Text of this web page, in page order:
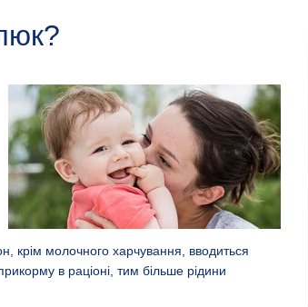
крім молочного харчування, вводиться
в раціоні, тим більше рідини